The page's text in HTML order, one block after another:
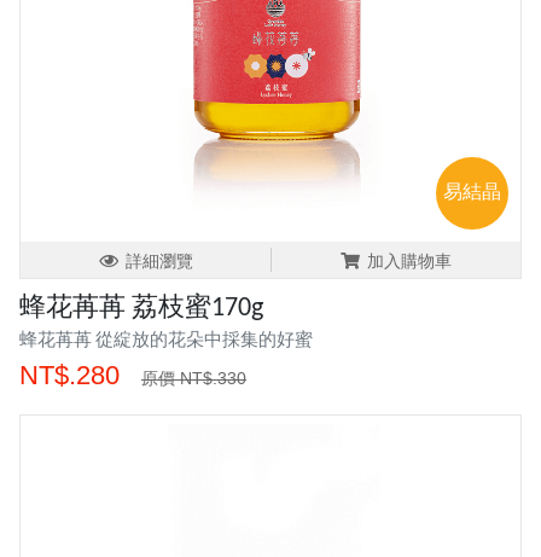
易結晶
詳細瀏覽 加入購物車
蜂花苒苒 荔枝蜜170g
蜂花苒苒 從綻放的花朵中採集的好蜜
NT$.280 原價 NT$.330